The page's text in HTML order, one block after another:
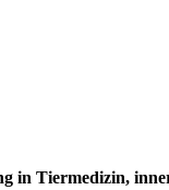
in Tiermedizin,